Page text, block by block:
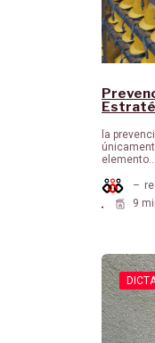
la
elemento…
–
9